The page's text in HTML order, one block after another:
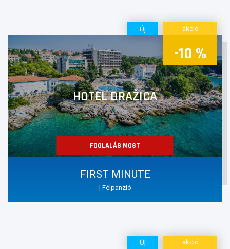
Új akció
-10 %
HOTEL DRAŽICA
FOGLALÁS MOST
FIRST MINUTE
| Félpanzió
Új akció